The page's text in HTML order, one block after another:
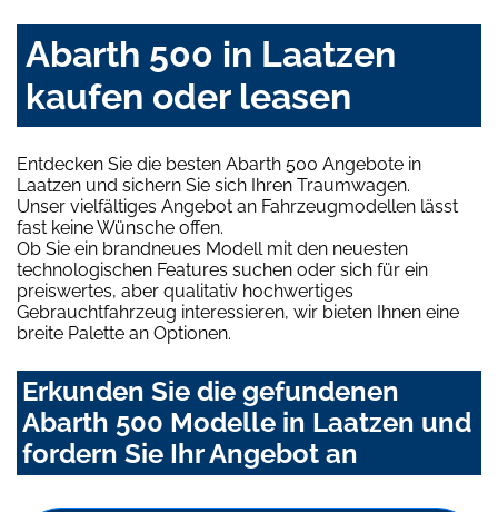
Abarth 500 in Laatzen
kaufen oder leasen
Entdecken Sie die besten Abarth 500 Angebote in
Laatzen und sichern Sie sich Ihren Traumwagen.
Unser vielfältiges Angebot an Fahrzeugmodellen lässt
fast keine Wünsche offen.
Ob Sie ein brandneues Modell mit den neuesten
technologischen Features suchen oder sich für ein
preiswertes, aber qualitativ hochwertiges
Gebrauchtfahrzeug interessieren, wir bieten Ihnen eine
breite Palette an Optionen.
Erkunden Sie die gefundenen
Abarth 500 Modelle in Laatzen und
fordern Sie Ihr Angebot an